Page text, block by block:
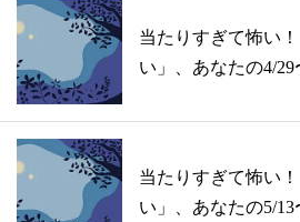
当たりすぎて怖い
い」、あなたの4/29
当たりすぎて怖い
い」、あなたの5/13